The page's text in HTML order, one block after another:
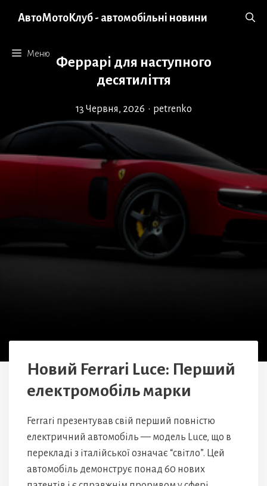
АвтоМотоКлуб - автомобільні новини
Меню
Феррарі для наступного
десятиліття
13 Червня, 2026 • petrenko
Новий Ferrari Luce: Перший
електромобіль марки
Ferrari презентував свій перший повністю
електричний автомобіль — модель Luce, що в
перекладі з італійської означає “світло”. Цей
автомобіль демонструє понад 60 нових